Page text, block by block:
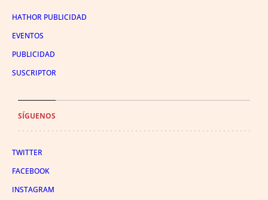
HATHOR PUBLICIDAD
EVENTOS
PUBLICIDAD
SUSCRIPTOR
SÍGUENOS
TWITTER
FACEBOOK
INSTAGRAM